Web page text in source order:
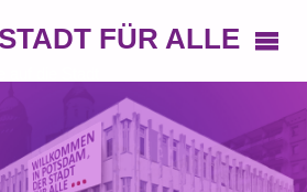
FÜR ALLE